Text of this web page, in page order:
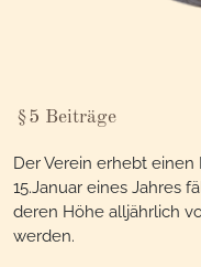
§5 Beiträge
Der Verein erhebt
15.Januar eines Jahres
deren Höhe alljährlich
werden.